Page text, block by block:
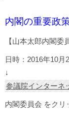
内閣の重要政
【山本太郎内閣委
日時：2016年10月
↓
参議院インターネ
内閣委員会 をクリ